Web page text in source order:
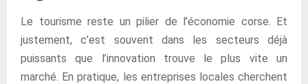
Le tourisme reste un pilier de l’économie corse. Et
justement, c’est souvent dans les secteurs déjà
puissants que l’innovation trouve le plus vite un
marché. En pratique, les entreprises locales cherchent